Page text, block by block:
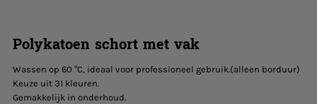
Polykatoen schort met vak
Wassen op 60 °C, ideaal voor professioneel gebruik.(alleen borduur)
Keuze uit 31 kleuren.
Gemakkelijk in onderhoud.